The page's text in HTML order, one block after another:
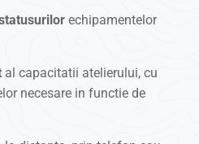
echipamentelor
al capacitatii atelierului, cu
necesare in functie de